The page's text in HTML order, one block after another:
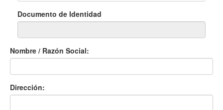
Documento de Identidad
Nombre / Razón Social:
Dirección: